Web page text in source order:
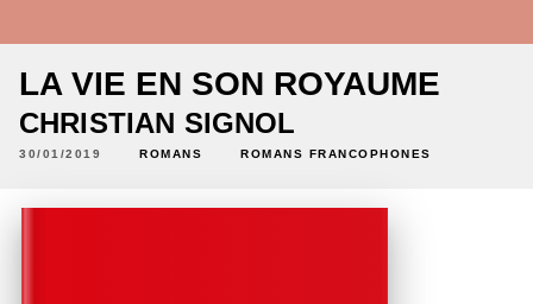
LA VIE EN SON ROYAUME
CHRISTIAN SIGNOL
30/01/2019 ROMANS ROMANS FRANCOPHONES